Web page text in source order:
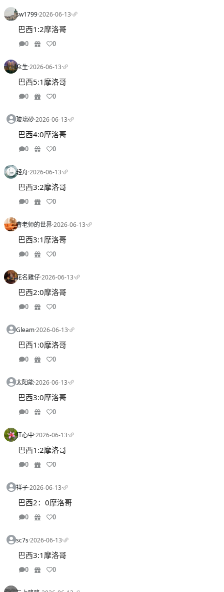
sw1799·2026-06-13·
巴西1:2摩洛哥
0 0
众生·2026-06-13·
巴西5:1摩洛哥
0 0
玻璃砂·2026-06-13·
巴西4:0摩洛哥
0 0
轻舟·2026-06-13·
巴西3:2摩洛哥
0 0
曹老师的世界·2026-06-13·
巴西3:1摩洛哥
0 0
花名雞仔·2026-06-13·
巴西2:0摩洛哥
0 0
Gleam·2026-06-13·
巴西1:0摩洛哥
0 0
太阳能·2026-06-13·
巴西3:0摩洛哥
0 0
狂心中·2026-06-13·
巴西1:2摩洛哥
0 0
祥子·2026-06-13·
巴西2：0摩洛哥
0 0
sc7s·2026-06-13·
巴西3:1摩洛哥
0 0